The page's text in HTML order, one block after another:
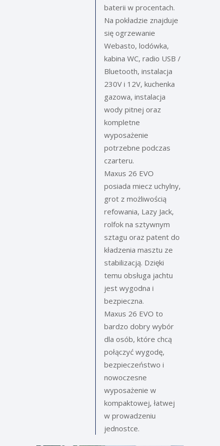
baterii w procentach.
Na pokładzie znajduje
się ogrzewanie
Webasto, lodówka,
kabina WC, radio USB /
Bluetooth, instalacja
230V i 12V, kuchenka
gazowa, instalacja
wody pitnej oraz
kompletne
wyposażenie
potrzebne podczas
czarteru.
Maxus 26 EVO
posiada miecz uchylny,
grot z możliwością
refowania, Lazy Jack,
rolfok na sztywnym
sztagu oraz patent do
kładzenia masztu ze
stabilizacją. Dzięki
temu obsługa jachtu
jest wygodna i
bezpieczna.
Maxus 26 EVO to
bardzo dobry wybór
dla osób, które chcą
połączyć wygodę,
bezpieczeństwo i
nowoczesne
wyposażenie w
kompaktowej, łatwej
w prowadzeniu
jednostce.